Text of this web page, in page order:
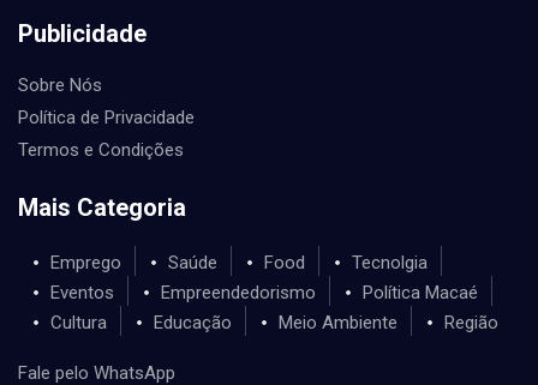
Publicidade
Sobre Nós
Política de Privacidade
Termos e Condições
Mais Categoria
Emprego Saúde Food
Tecnolgia
Eventos
Empreendedorismo
Política Macaé
Cultura
Educação Meio Ambiente Região
Fale pelo WhatsApp